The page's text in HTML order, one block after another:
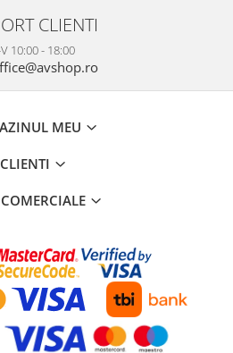
CLIENTI
10:00 - 18:00
MEU
CLIENTI